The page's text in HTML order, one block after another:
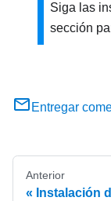
Siga las
sección
Entregar
Anterior
Instalación